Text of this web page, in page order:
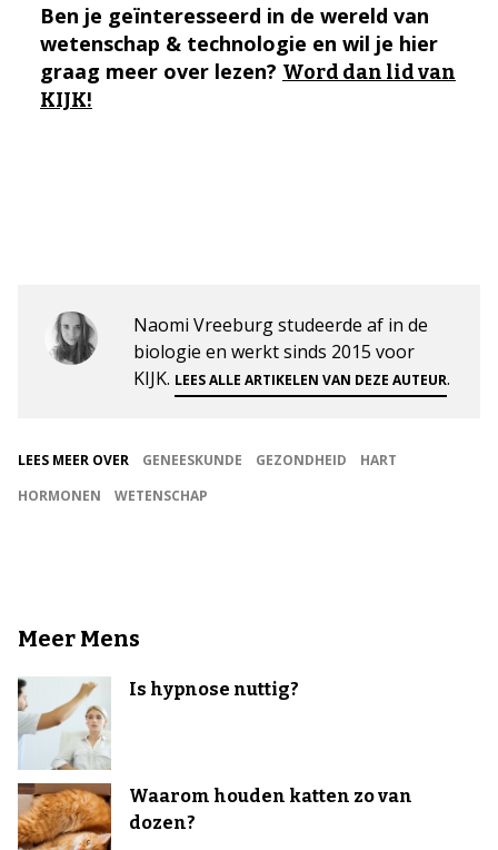
Ben je geïnteresseerd in de wereld van
wetenschap & technologie en wil je hier
graag meer over lezen? Word dan lid van
KIJK!
Naomi Vreeburg studeerde af in de
biologie en werkt sinds 2015 voor
KIJK. LEES ALLE ARTIKELEN VAN DEZE AUTEUR.
LEES MEER OVER GENEESKUNDE GEZONDHEID
HART
HORMONEN
WETENSCHAP
Meer Mens
Is hypnose nuttig?
Waarom houden katten zo van
dozen?